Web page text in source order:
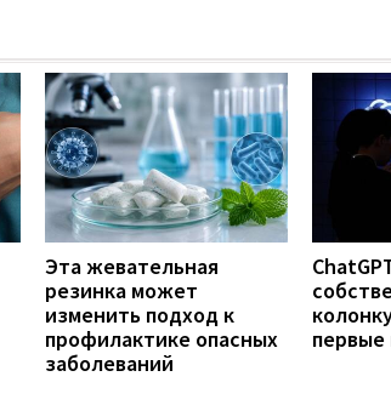
Эта жевательная
резинка может
изменить подход к
профилактике опасных
заболеваний
первые